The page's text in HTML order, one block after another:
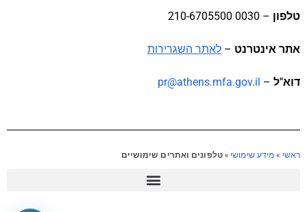
טלפון – 0030 210-6705500
אתר אינטרנט – לאתר השגרירות
דוא"ל –
pr@athens.mfa.gov.il
ראשי » מידע שימושי »טלפונים ואתרים שימושיים